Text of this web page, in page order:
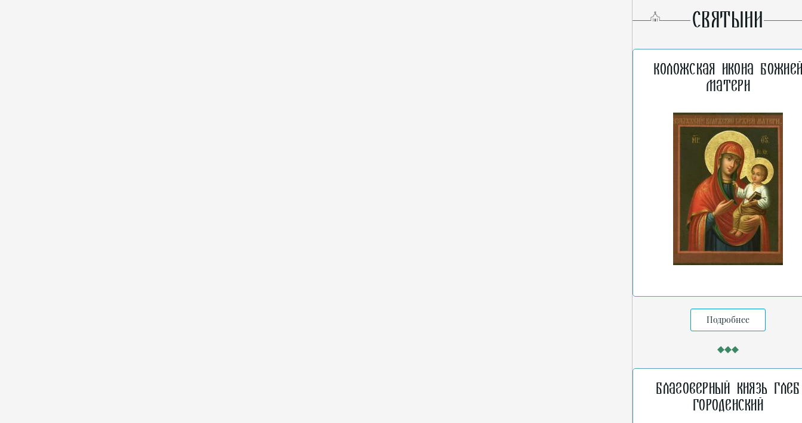
СВЯТЫНИ
Коложская икона
Матери
Подробнее
Благоверный князь Глеб
Городенский